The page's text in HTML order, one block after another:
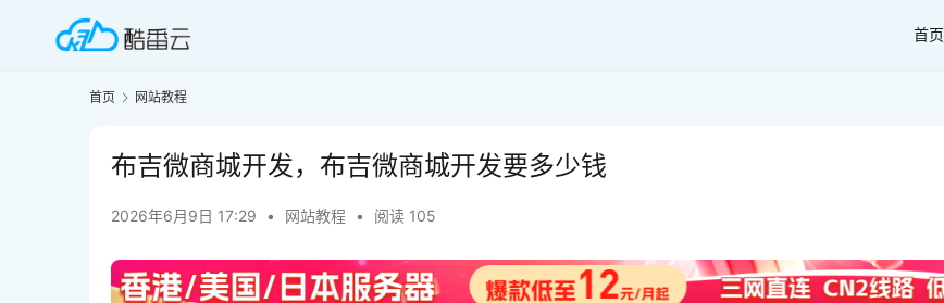
首页
首页 网站教程
布吉微商城开发，布吉微商城开发要多少钱
2026年6月9日 17:29 • 网站教程 • 阅读 105